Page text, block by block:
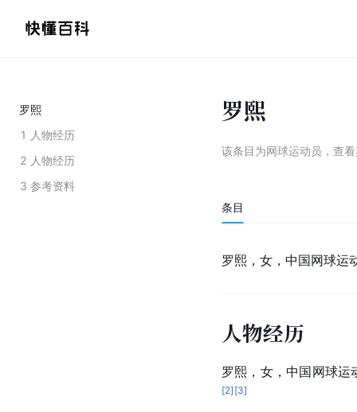
罗熙
1 人物经历
2 人物经历
3 参考资料
罗熙
该条目为网球运动员 ， 查看
条目
罗熙，女，中国网球运
人物经历
罗熙，女，中国网球
[2] [3]